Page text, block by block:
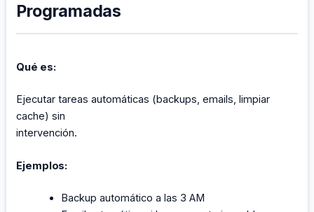
Programadas
Qué es:
Ejecutar tareas automáticas (backups, emails, limpiar
cache) sin
intervención.
Ejemplos:
Backup automático a las 3 AM